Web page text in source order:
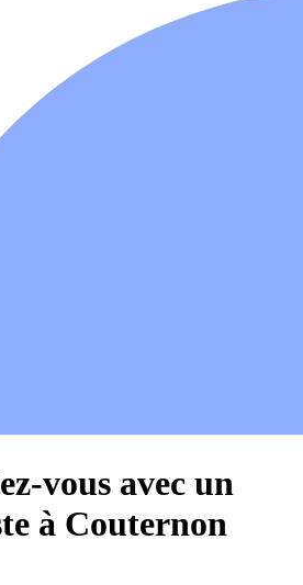
vous avec un
à Couternon